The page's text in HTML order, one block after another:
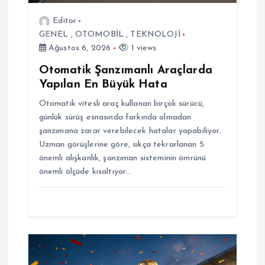
Editor
GENEL , OTOMOBİL , TEKNOLOJİ
Ağustos 6, 2026
1 views
Otomatik Şanzımanlı Araçlarda
Yapılan En Büyük Hata
Otomatik vitesli araç kullanan birçok sürücü,
günlük sürüş esnasında farkında olmadan
şanzımana zarar verebilecek hatalar yapabiliyor.
Uzman görüşlerine göre, sıkça tekrarlanan 5
önemli alışkanlık, şanzıman sisteminin ömrünü
önemli ölçüde kısaltıyor…